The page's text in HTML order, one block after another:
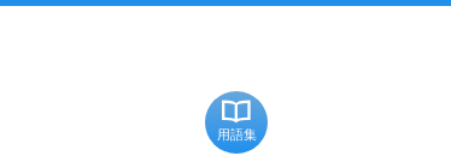
用語集